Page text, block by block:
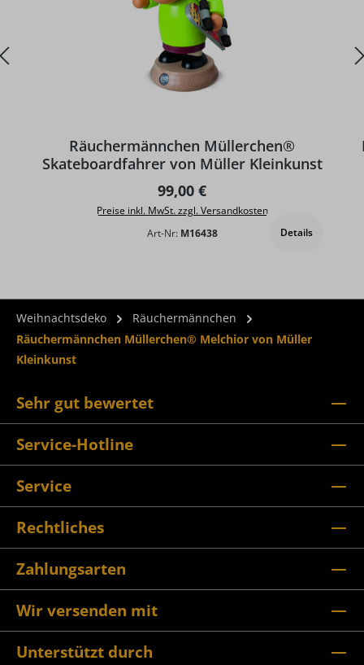
Räuchermännchen Müllerchen®
Skateboardfahrer von Müller Kleinkunst
Regulärer Preis:
99,00 €
Preise inkl. MwSt. zzgl. Versandkosten
Art-Nr: M16438 Details
Weihnachtsdeko
Räuchermännchen
Räuchermännchen Müllerchen® Melchior von Müller
Kleinkunst
Sehr gut bewertet
Service-Hotline
Service
Rechtliches
Zahlungsarten
Wir versenden mit
Unterstützt durch